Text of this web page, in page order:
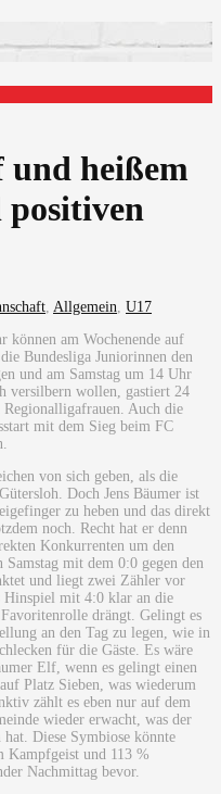
heißem
positiven
Allgemein U17
können am Wochenende auf
Bundesliga Juniorinnen den
und am Samstag um 14 Uhr
versilbern wollen, gastiert 24
Regionalligafrauen. Auch die
mit dem Sieg beim FC
von sich geben, als die
Doch Jens Bäumer ist
zu heben und das direkt
noch. Recht hat er denn
Konkurrenten um den
Samstag mit dem 0:0 gegen den
und liegt zwei Zähler vor
Hinspiel mit 4:0 klar an die
drängt. Gelingt es
an den Tag zu legen, wie in
für die Gäste. Es wäre
Elf, wenn es gelingt einen
Platz Sieben, was wiederum
zählt es eben nur auf dem
wieder erwacht, was der
Diese Symbiose könnte
Kampfgeist und 113 %
Nachmittag bevor.